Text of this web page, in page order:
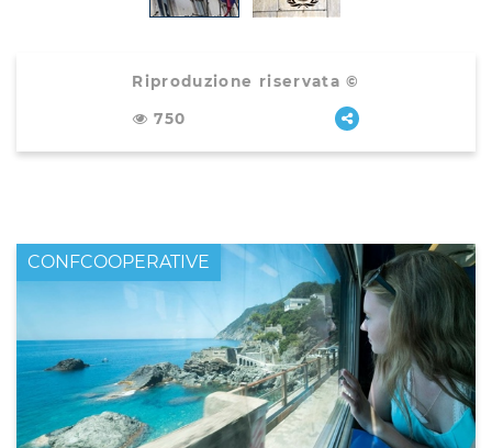
Riproduzione riservata ©
750
CONFCOOPERATIVE